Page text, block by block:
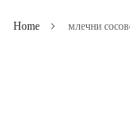
Home млечни